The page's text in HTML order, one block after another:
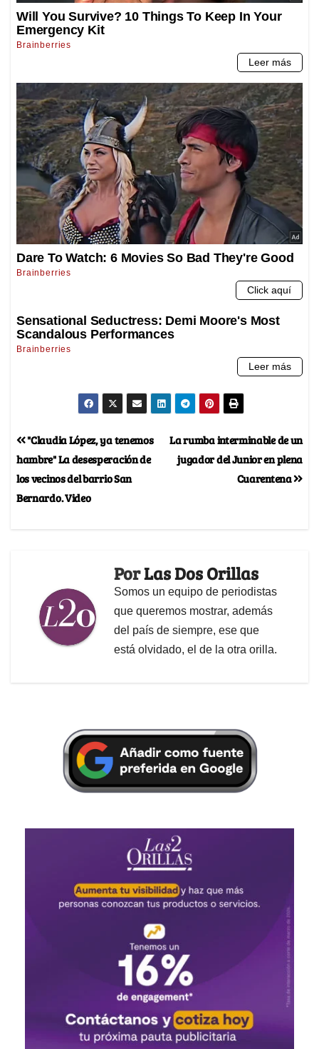
La rumba interminable de un
jugador del Junior en plena
Cuarentena
"Claudia López, ya tenemos
hambre" La desesperación de
los vecinos del barrio San
Bernardo. Video
PorLas Dos Orillas
Somos un equipo de periodistas
que queremos mostrar, además
del país de siempre, ese que
está olvidado, el de la otra orilla.